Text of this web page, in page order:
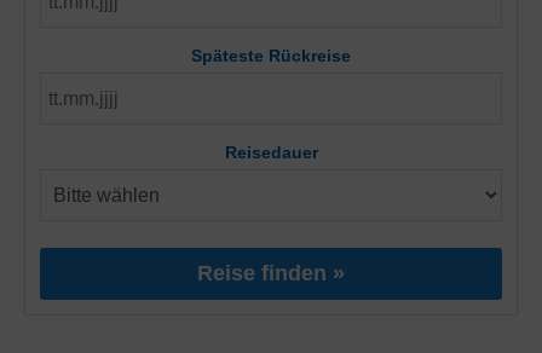
Späteste Rückreise
Reisedauer
Reise finden »